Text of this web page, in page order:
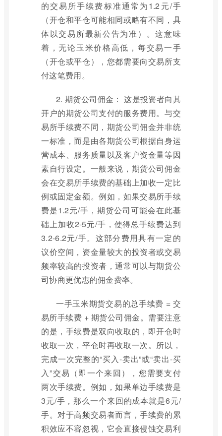
的交易所手续费标准通常为1.2元/手
（开仓和平仓可能相同或略有不同，具
体以交易所最新公告为准）。这意味
着，无论玉米价格高低，每交易一手
（开仓或平仓），您都需要向交易所支
付这笔费用。
2. 期货公司佣金： 这是投资者向其
开户的期货公司支付的服务费用。与交
易所手续费不同，期货公司佣金并非统
一标准，而是由各期货公司根据自身运
营成本、服务质量以及客户资金量等因
素自行设定。一般来说，期货公司佣金
会在交易所手续费的基础上加收一定比
例或固定金额。例如，如果交易所手续
费是1.2元/手，期货公司可能会在此基
础上加收2-5元/手，使得总手续费达到
3.2-6.2元/手。这部分费用具有一定的
议价空间，资金量较大的投资者或交易
频率较高的投资者，通常可以与期货公
司协商更优惠的佣金费率。
一手玉米期货交易的总手续费 = 交
易所手续费 + 期货公司佣金。需要注意
的是，手续费是双向收取的，即开仓时
收取一次，平仓时再收取一次。所以，
完成一次完整的“买入-卖出”或“卖出-买
入”交易（即一个来回），您需要支付
两次手续费。例如，如果单边手续费是
3元/手，那么一个来回的成本就是6元/
手。对于高频交易者而言，手续费的累
积效应不容忽视，它会直接侵蚀交易利